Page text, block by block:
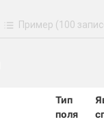
Пример (100
Тип
поля